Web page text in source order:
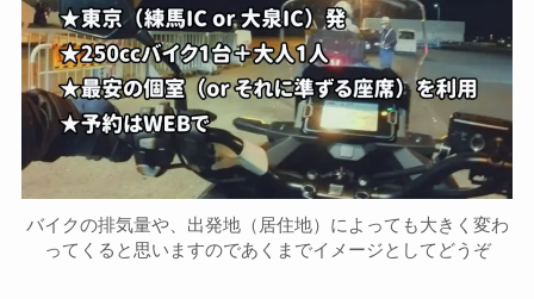
バイクの排気量や、出発地（居住地）によっても大きく変わ
ってくると思いますのであくまでイメージとしてどうぞ